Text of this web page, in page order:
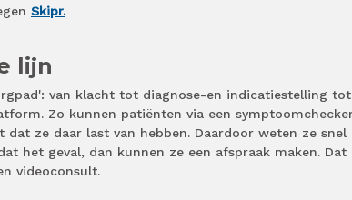
Skipr.
lijn
van klacht tot diagnose-en indicatiestelling tot
Zo kunnen patiënten via een
ze daar last van hebben. Daardoor weten ze snel
het geval, dan kunnen ze een afspraak maken. Dat
videoconsult.